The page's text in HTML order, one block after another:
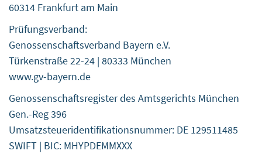
60314 Frankfurt am Main
Prüfungsverband:
Genossenschaftsverband Bayern e.V.
Türkenstraße 22-24 | 80333 München
www.gv-bayern.de
Genossenschaftsregister des Amtsgerichts München
Gen.-Reg 396
Umsatzsteueridentifikationsnummer: DE 129511485
SWIFT | BIC: MHYPDEMMXXX